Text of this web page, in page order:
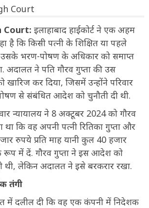
Court: इलाहाबाद हाईकोर्ट ने एक अहम
है कि किसी पत्नी के शिक्षित या पहले
उसके भरण-पोषण के अधिकार को समाप्त
अदालत ने पति गौरव गुप्ता की उस
खारिज कर दिया, जिसमें उन्होंने परिवार
से संबंधित आदेश को चुनौती दी थी.
न्यायालय ने 8 अक्टूबर 2024 को गौरव
कि वह अपनी पत्नी रितिका गुप्ता और
रुपये प्रति माह यानी कुल 40 हजार
रूप में दें. गौरव गुप्ता ने इस आदेश को
थी, लेकिन अदालत ने इसे बरकरार रखा.
तंगी
में दलील दी कि वह एक कंपनी में निदेशक